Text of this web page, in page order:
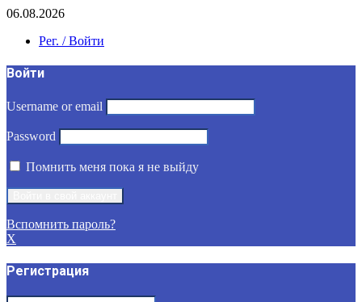
06.08.2026
Рег. / Войти
Войти
Username or email
Password
Помнить меня пока я не выйду
Вспомнить пароль?
X
Регистрация